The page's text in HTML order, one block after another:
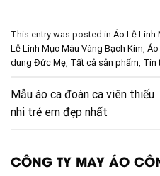
This entry was posted in Áo Lễ Linh
Lễ Linh Mục Màu Vàng Bạch Kim, Áo
dung Đức Mẹ, Tất cả sản phẩm, Tin
Mẫu áo ca đoàn ca viên thiếu
nhi trẻ em đẹp nhất
CÔNG TY MAY ÁO